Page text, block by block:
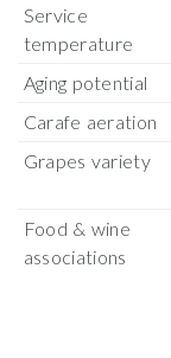
Service
temperature
Aging potential
Carafe aeration
Grapes variety
Food & wine
associations